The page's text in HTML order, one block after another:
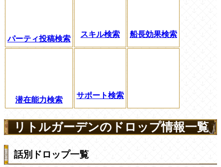
パーティ投稿検索
スキル検索 船長効果検索
潜在能力検索
サポート検索
リトルガーデンのドロップ情報一覧
話別ドロップ一覧